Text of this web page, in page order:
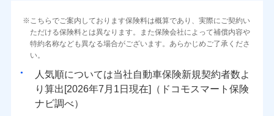
こちらでご案内しております保険料は概算であり、実際にご契約い
ただける保険料とは異なります。また保険会社によって補償内容や
特約名称なども異なる場合がございます。あらかじめご了承くださ
い。
人気順については当社
新規契約者数よ
り算出[
年 月
日現在]（ドコモスマート保険
ナビ調べ）